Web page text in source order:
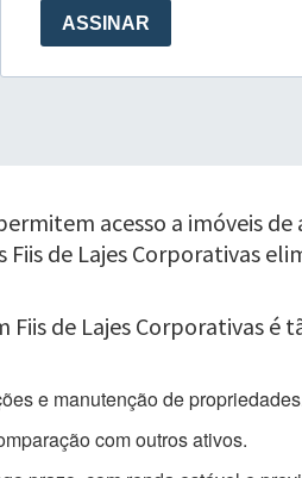
acesso a imóveis
de Lajes Corporativas
de Lajes Corporativas é
e manutenção de
com outros ativos.